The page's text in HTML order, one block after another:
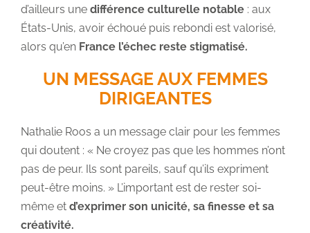
d’ailleurs une différence culturelle notable: aux
États-Unis, avoir échoué puis rebondi est valorisé,
alors qu’en France l’échec reste stigmatisé.
UN MESSAGE AUX FEMMES
DIRIGEANTES
Nathalie Roos a un message clair pour les femmes
qui doutent : « Ne croyez pas que les hommes n’ont
pas de peur. Ils sont pareils, sauf qu’ils expriment
peut-être moins. » L’important est de rester soi-
même et d’exprimer son unicité, sa finesse et sa
créativité.